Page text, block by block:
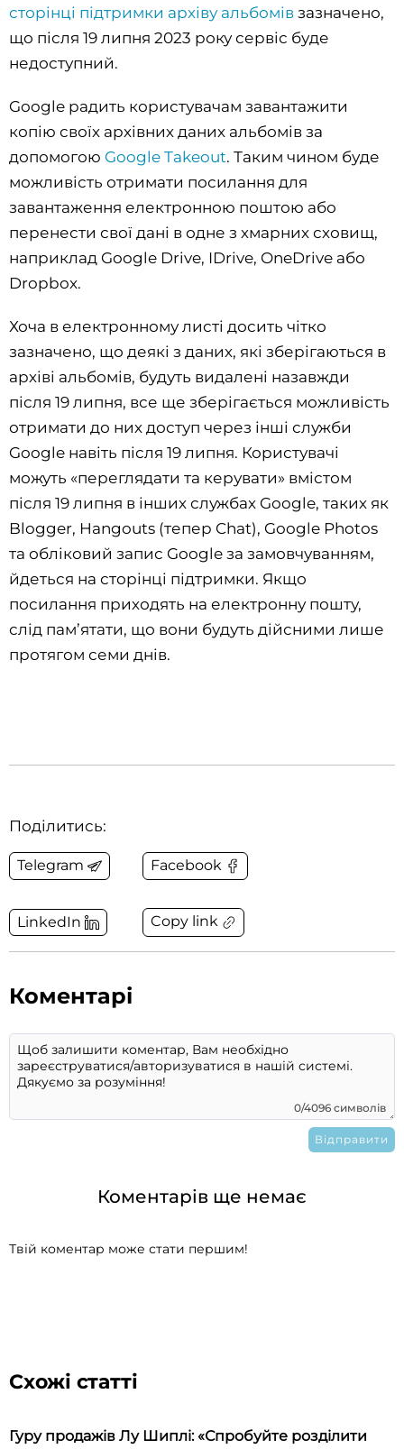
сторінці підтримки архіву альбомів зазначено,
що після 19 липня 2023 року сервіс буде
недоступний.
Google радить користувачам завантажити
копію своїх архівних даних альбомів за
допомогою Google Takeout. Таким чином буде
можливість отримати посилання для
завантаження електронною поштою або
перенести свої дані в одне з хмарних сховищ,
наприклад Google Drive, IDrive, OneDrive або
Dropbox.
Хоча в електронному листі досить чітко
зазначено, що деякі з даних, які зберігаються в
архіві альбомів, будуть видалені назавжди
після 19 липня, все ще зберігається можливість
отримати до них доступ через інші служби
Google навіть після 19 липня. Користувачі
можуть «переглядати та керувати» вмістом
після 19 липня в інших службах Google, таких як
Blogger, Hangouts (тепер Chat), Google Photos
та обліковий запис Google за замовчуванням,
йдеться на сторінці підтримки. Якщо
посилання приходять на електронну пошту,
слід пам’ятати, що вони будуть дійсними лише
протягом семи днів.
Поділитись:
Telegram Facebook
LinkedIn Copy link
Коментарі
0/4096 символів
Коментарів ще немає
Твій коментар може стати першим!
Схожі статті
Гуру продажів Лу Шиплі: «Спробуйте розділити